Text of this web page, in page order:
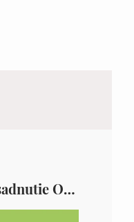
Pozvánka na 35. zasadnutie OZ v Zámutove